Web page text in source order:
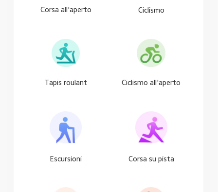
Corsa all'aperto Ciclismo
Tapis roulant Ciclismo all'aperto
Escursioni Corsa su pista